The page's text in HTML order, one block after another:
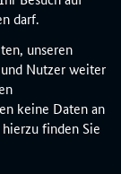
darf.
unseren
Nutzer weiter
keine Daten an
finden Sie